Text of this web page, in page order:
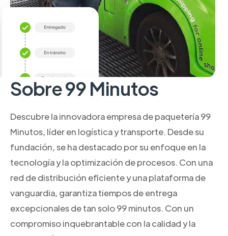
Sobre 99 Minutos
Descubre la innovadora empresa de paquetería 99
Minutos, líder en logística y transporte. Desde su
fundación, se ha destacado por su enfoque en la
tecnología y la optimización de procesos. Con una
red de distribución eficiente y una plataforma de
vanguardia, garantiza tiempos de entrega
excepcionales de tan solo 99 minutos. Con un
compromiso inquebrantable con la calidad y la